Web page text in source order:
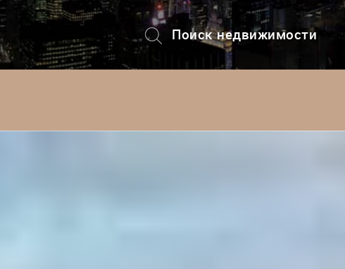
Поиск недвижимости
+7 (495) 228-82-08